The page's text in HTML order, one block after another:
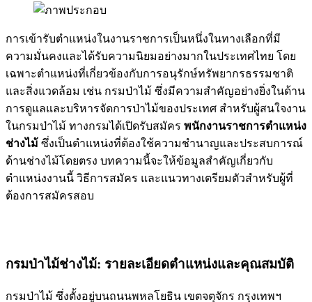
การเข้ารับตำแหน่งในงานราชการเป็นหนึ่งในทางเลือกที่มี
ความมั่นคงและได้รับความนิยมอย่างมากในประเทศไทย โดย
เฉพาะตำแหน่งที่เกี่ยวข้องกับการอนุรักษ์ทรัพยากรธรรมชาติ
และสิ่งแวดล้อม เช่น กรมป่าไม้ ซึ่งมีความสำคัญอย่างยิ่งในด้าน
การดูแลและบริหารจัดการป่าไม้ของประเทศ สำหรับผู้สนใจงาน
ในกรมป่าไม้ ทางกรมได้เปิดรับสมัคร พนักงานราชการตำแหน่ง
ช่างไม้ ซึ่งเป็นตำแหน่งที่ต้องใช้ความชำนาญและประสบการณ์
ด้านช่างไม้โดยตรง บทความนี้จะให้ข้อมูลสำคัญเกี่ยวกับ
ตำแหน่งงานนี้ วิธีการสมัคร และแนวทางเตรียมตัวสำหรับผู้ที่
ต้องการสมัครสอบ
กรมป่าไม้ช่างไม้: รายละเอียดตำแหน่งและคุณสมบัติ
กรมป่าไม้ ซึ่งตั้งอยู่บนถนนพหลโยธิน เขตจตุจักร กรุงเทพฯ